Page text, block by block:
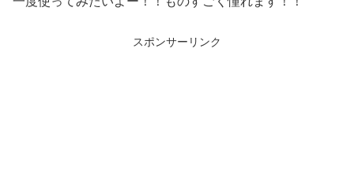
スポンサーリンク